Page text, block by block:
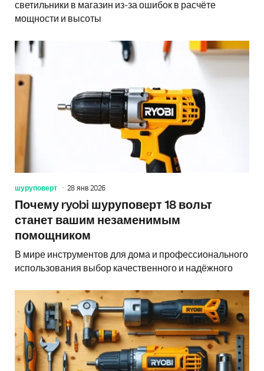
светильники в магазин из-за ошибок в расчёте
мощности и высоты
шуруповерт 28 янв 2026
Почему ryobi шуруповерт 18 вольт
станет вашим незаменимым
помощником
В мире инструментов для дома и профессионального
использования выбор качественного и надёжного